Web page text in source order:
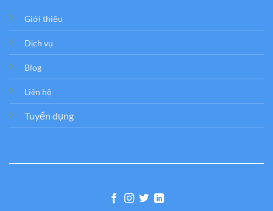
Giới thiệu
Dịch vụ
Blog
Liên hệ
Tuyển dụng